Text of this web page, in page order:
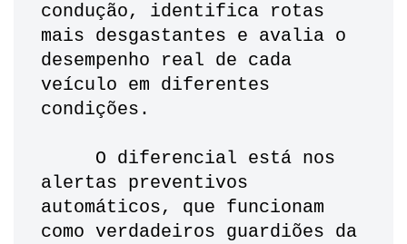
condução, identifica rotas
mais desgastantes e avalia o
desempenho real de cada
veículo em diferentes
condições.
alertas preventivos
automáticos, que funcionam
como verdadeiros guardiões da